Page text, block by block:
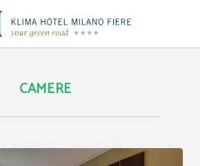
CAMERE